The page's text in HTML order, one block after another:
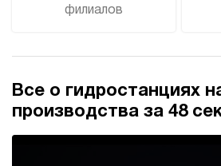
филиалов
Все о гидростанциях
производства за 48